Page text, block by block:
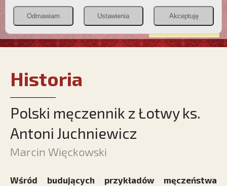
POZNAJ APOSTOLAT FATIMY WESPRZYJ
NAS
Historia
Polski męczennik z Łotwy ks.
Antoni Juchniewicz
Marcin Więckowski
Wśród budujących przykładów męczeństwa
Odmawiam Ustawienia Akceptuję